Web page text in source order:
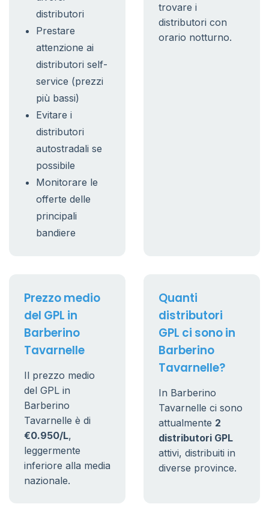
distributori
Prestare
attenzione ai
distributori self-
service (prezzi
più bassi)
Evitare i
distributori
autostradali se
possibile
Monitorare le
offerte delle
principali
bandiere
trovare i
distributori con
orario notturno.
Prezzo medio
del GPL in
Barberino
Tavarnelle
Il prezzo medio
del GPL in
Barberino
Tavarnelle è di
€0.950/L,
leggermente
inferiore alla media
nazionale.
Quanti
distributori
GPL ci sono in
Barberino
Tavarnelle?
In Barberino
Tavarnelle ci sono
attualmente 2
distributori GPL
attivi, distribuiti in
diverse province.